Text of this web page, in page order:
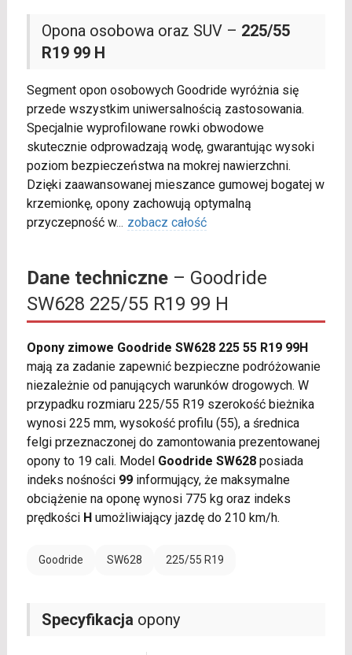
Opona osobowa oraz SUV – 225/55
R19 99 H
Segment opon osobowych Goodride wyróżnia się
przede wszystkim uniwersalnością zastosowania.
Specjalnie wyprofilowane rowki obwodowe
skutecznie odprowadzają wodę, gwarantując wysoki
poziom bezpieczeństwa na mokrej nawierzchni.
Dzięki zaawansowanej mieszance gumowej bogatej w
krzemionkę, opony zachowują optymalną
przyczepność w... zobacz całość
Dane techniczne– Goodride
SW628 225/55 R19 99 H
Opony zimowe Goodride SW628 225 55 R19 99H
mają za zadanie zapewnić bezpieczne podróżowanie
niezależnie od panujących warunków drogowych. W
przypadku rozmiaru 225/55 R19 szerokość bieżnika
wynosi 225 mm, wysokość profilu (55), a średnica
felgi przeznaczonej do zamontowania prezentowanej
opony to 19 cali. Model Goodride SW628posiada
indeks nośności 99informujący, że maksymalne
obciążenie na oponę wynosi 775 kg oraz indeks
prędkości Humożliwiający jazdę do 210 km/h.
Goodride SW628 225/55 R19
Specyfikacja opony